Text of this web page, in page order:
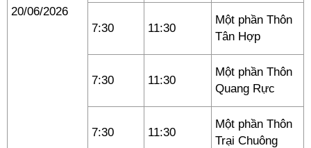
20/06/2026
7:30 11:30
Một phần Thôn
Tân Hợp
7:30 11:30
Một phần Thôn
Quang Rực
7:30 11:30
Một phần Thôn
Trại Chuông